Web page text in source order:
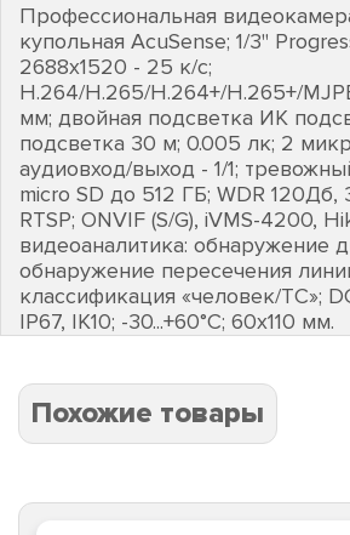
Профессиональная
купольная AcuSense; 1/3"
2688х1520 - 25 к/с;
H.264/H.265/H.264+/H.265+/
мм; двойная подсветка ИК
подсветка 30 м; 0.005 лк; 2
аудиовход/выход - 1/1;
micro SD до 512 ГБ; WDR 120Дб,
RTSP; ONVIF (S/G), iVMS-4200,
видеоаналитика: обнаружение
обнаружение пересечения
классификация «человек/ТС»;
IP67, IK10; -30...+60°C; 60х110 мм.
Похожие товары